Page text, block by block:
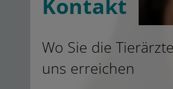
Kontakt
Wo Sie die
uns erreichen